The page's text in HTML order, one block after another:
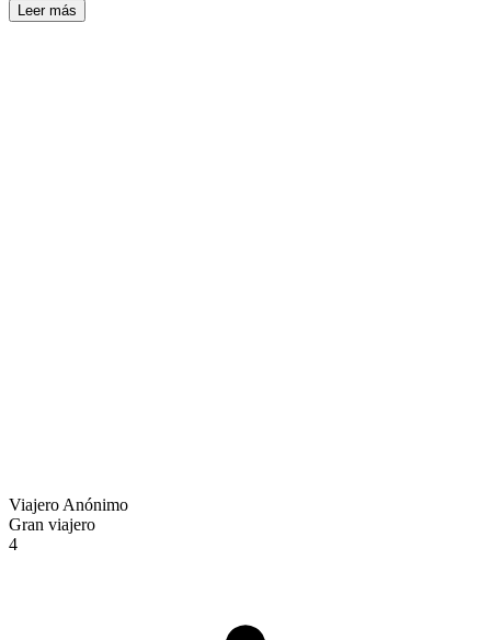
Leer más
Viajero Anónimo
Gran viajero
4